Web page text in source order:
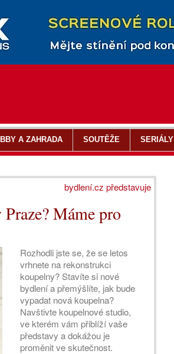
bydlení.cz představuje
Máme pro
Rozhodli jste se, že se letos
vrhnete na rekonstrukci
koupelny? Stavíte si nové
bydlení a přemýšlíte, jak bude
vypadat nová koupelna?
Navštivte koupelnové studio,
ve kterém vám přiblíží vaše
představy a dokážou je
proměnit ve skutečnost.
A ZAHRADA SOUTĚŽE SERIÁLY